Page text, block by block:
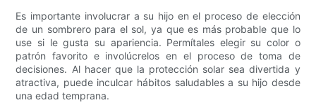
Es importante involucrar a su hijo en el proceso de elección
de un sombrero para el sol, ya que es más probable que lo
use si le gusta su apariencia. Permítales elegir su color o
patrón favorito e involúcrelos en el proceso de toma de
decisiones. Al hacer que la protección solar sea divertida y
atractiva, puede inculcar hábitos saludables a su hijo desde
una edad temprana.